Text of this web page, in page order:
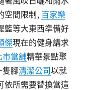
空間限制, 百家樂
籃等大東西準備好
傑現在的健身講求
市當舖精華景點聚
隻腳清潔公司以就
依所需要替換當這